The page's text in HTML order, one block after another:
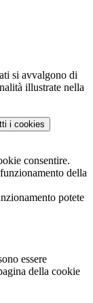
si avvalgono di
illustrate nella
i cookies
consentire.
della
potete
essere
della cookie